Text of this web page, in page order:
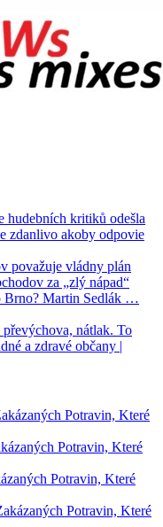
hudebních kritiků odešla
zdanlivo akoby odpovie
považuje vládny plán
za „zlý nápad“
Brno? Martin Sedlák …
nátlak. To
a zdravé občany |
Potravin, Které
Potravin, Které
Potravin, Které
Potravin, Které